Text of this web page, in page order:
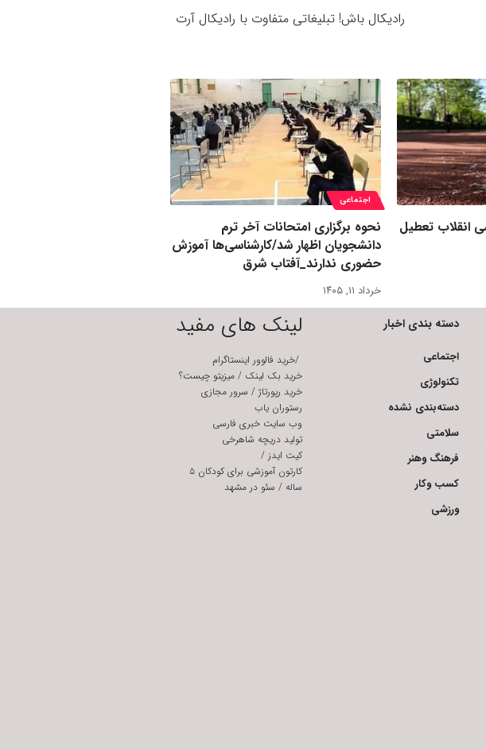
رادیکال باش! تبلیغاتی متفاوت با رادیکال آرت
انقلاب تعطیل
اجتماعی
نحوه برگزاری امتحانات آخر ترم
دانشجویان اظهار شد/کارشناسی‌ها آموزش
حضوری ندارند_آفتاب شرق
خرداد ۱۱, ۱۴۰۵
دسته بندی اخبار
اجتماعی
تکنولوژی
دسته‌بندی نشده
سلامتی
فرهنگ وهنر
کسب وکار
ورزشی
لینک های مفید
/خرید فالوور اینستاگرام
خرید بک لینک / میزیتو چیست؟
خرید رپورتاژ/ سرور مجازی
رستوران یاب
وب سایت خبری فارسی
تولید دریچه شاهرخی
کیت ایدز /
کارتون آموزشی برای کودکان ۵
ساله / سئو در مشهد